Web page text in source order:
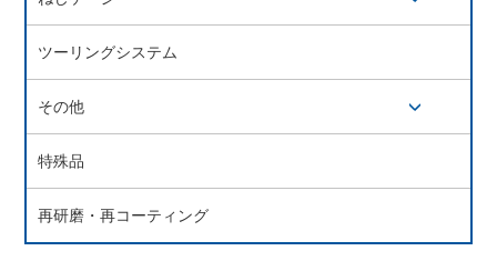
ツーリングシステム
その他
特殊品
再研磨・再コーティング